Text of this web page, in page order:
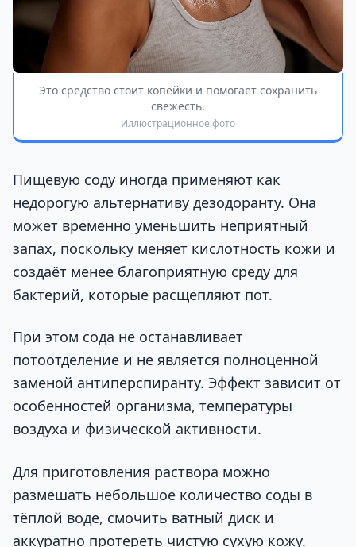
Это средство стоит копейки и помогает сохранить
свежесть.
Иллюстрационное фото
Пищевую соду иногда применяют как
недорогую альтернативу дезодоранту. Она
может временно уменьшить неприятный
запах, поскольку меняет кислотность кожи и
создаёт менее благоприятную среду для
бактерий, которые расщепляют пот.
При этом сода не останавливает
потоотделение и не является полноценной
заменой антиперспиранту. Эффект зависит от
особенностей организма, температуры
воздуха и физической активности.
Для приготовления раствора можно
размешать небольшое количество соды в
тёплой воде, смочить ватный диск и
аккуратно протереть чистую сухую кожу.